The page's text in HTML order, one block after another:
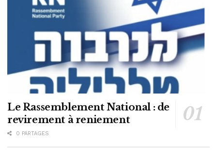
Le Rassemblement National : de
revirement à reniement
0 PARTAGES